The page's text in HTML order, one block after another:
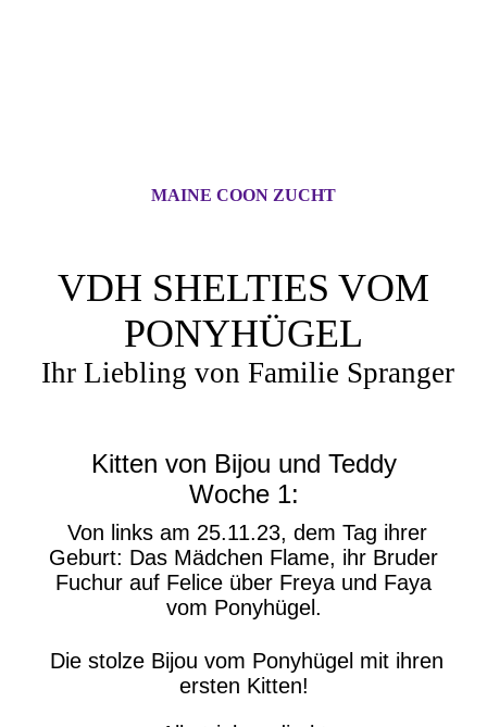
MAINE COON ZUCHT
VDH SHELTIES VOM
PONYHÜGEL
Ihr Liebling von Familie Spranger
Kitten von Bijou und Teddy
Woche 1:
Von links am 25.11.23, dem Tag ihrer
Geburt: Das Mädchen Flame, ihr Bruder
Fuchur auf Felice über Freya und Faya
vom Ponyhügel.
Die stolze Bijou vom Ponyhügel mit ihren
ersten Kitten!